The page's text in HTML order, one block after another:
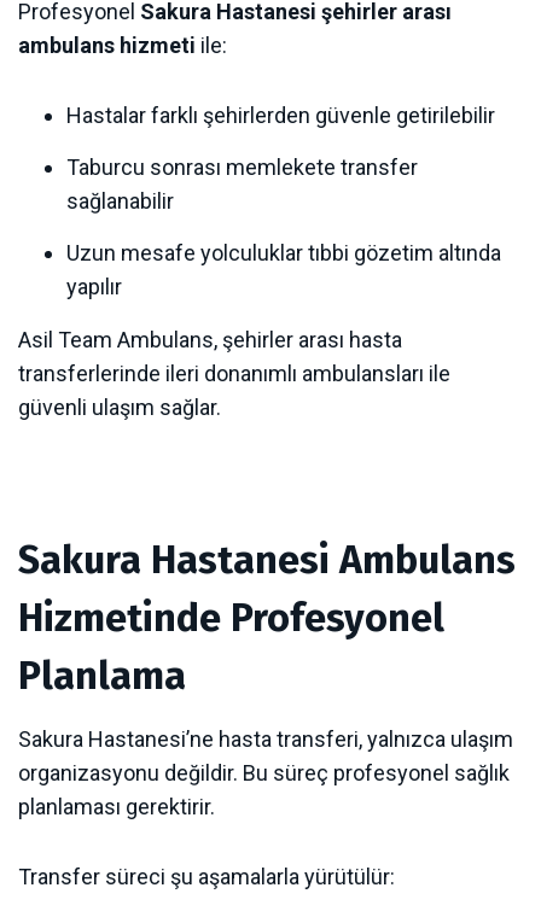
Profesyonel Sakura Hastanesi şehirler arası
ambulans hizmeti ile:
Hastalar farklı şehirlerden güvenle getirilebilir
Taburcu sonrası memlekete transfer
sağlanabilir
Uzun mesafe yolculuklar tıbbi gözetim altında
yapılır
Asil Team Ambulans, şehirler arası hasta
transferlerinde ileri donanımlı ambulansları ile
güvenli ulaşım sağlar.
Sakura Hastanesi Ambulans
Hizmetinde Profesyonel
Planlama
Sakura Hastanesi’ne hasta transferi, yalnızca ulaşım
organizasyonu değildir. Bu süreç profesyonel sağlık
planlaması gerektirir.
Transfer süreci şu aşamalarla yürütülür: